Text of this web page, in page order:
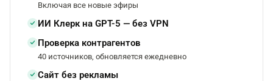
Включая все новые эфиры
ИИ Клерк на GPT-5 — без VPN
Проверка контрагентов
40 источников, обновляется ежедневно
Сайт без рекламы